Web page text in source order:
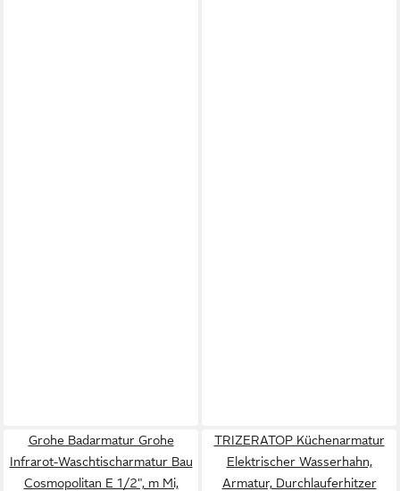
Grohe Badarmatur Grohe
Infrarot-Waschtischarmatur Bau
Cosmopolitan E 1/2", m Mi,
TRIZERATOP Küchenarmatur
Elektrischer Wasserhahn,
Armatur, Durchlauferhitzer